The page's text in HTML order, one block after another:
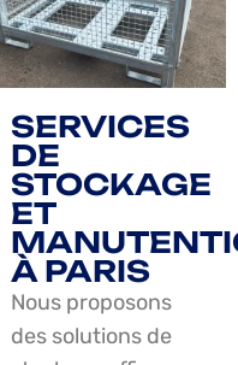
SERVICES
DE
STOCKAGE
ET
À PARIS
Nous proposons
des solutions de